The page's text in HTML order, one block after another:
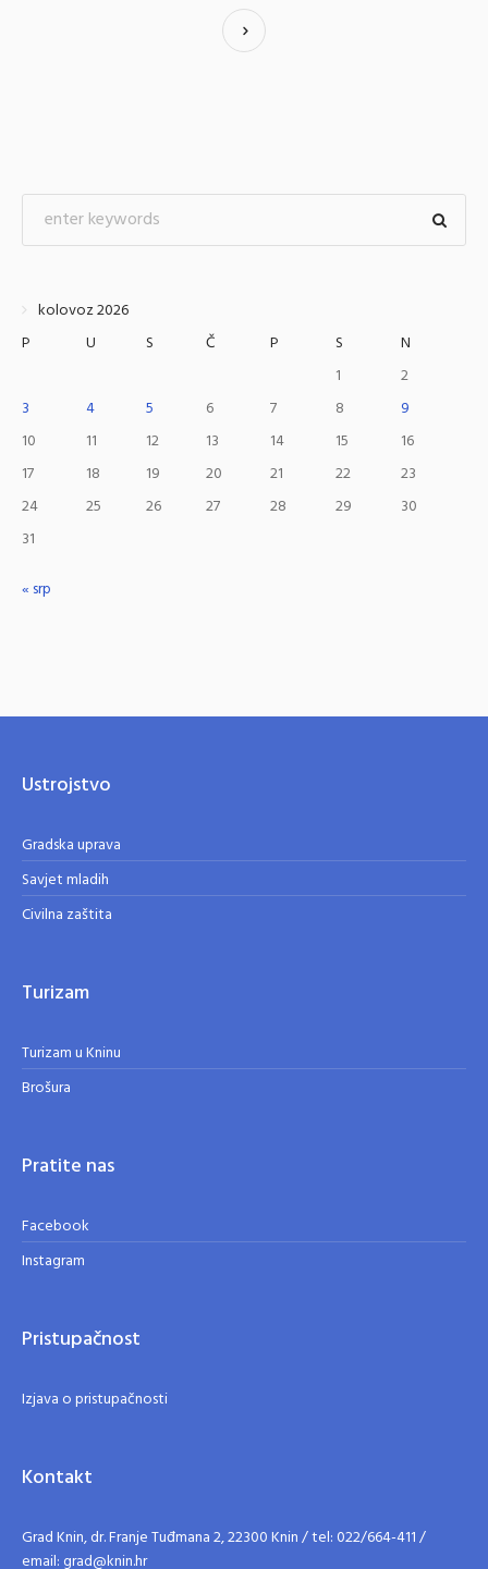
kolovoz 2026
P
U S Č P S
N
1
2
3
4 5 6 7 8
9
10
11 12 13 14 15
16
17
18 19 20 21 22
23
24
25 26 27 28 29
30
31
« srp
Ustrojstvo
Gradska uprava
Savjet mladih
Civilna zaštita
Turizam
Turizam u Kninu
Brošura
Pratite nas
Facebook
Instagram
Pristupačnost
Izjava o pristupačnosti
Kontakt
Grad Knin, dr. Franje Tuđmana 2, 22300 Knin / tel: 022/664-411 /
email: grad@knin.hr